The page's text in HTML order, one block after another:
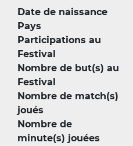
Date de naissance
Pays
Participations au
Festival
Nombre de but(s) au
Festival
Nombre de match(s)
joués
Nombre de
minute(s) jouées